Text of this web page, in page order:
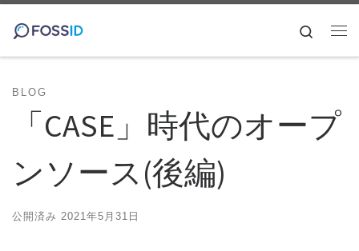
コンテンツへスキップ
Search
BLOG
「CASE」時代のオープ
ンソース(後編)
公開済み 2021年5月31日